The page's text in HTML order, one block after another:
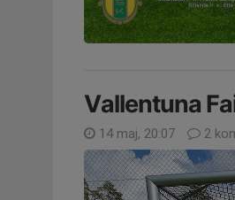
Vallentuna
14 maj, 20:07 2